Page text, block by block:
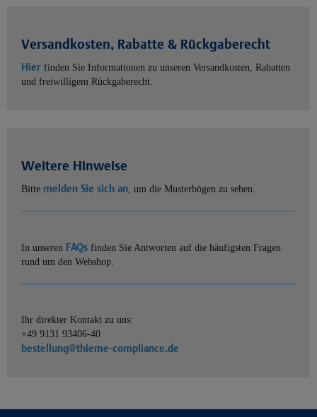
Versandkosten, Rabatte & Rückgaberecht
Hier finden Sie Informationen zu unseren Versandkosten, Rabatten
und freiwilligem Rückgaberecht.
Weitere Hinweise
Bitte melden Sie sich an, um die Musterbögen zu sehen.
In unseren FAQs finden Sie Antworten auf die häufigsten Fragen
rund um den Webshop.
Ihr direkter Kontakt zu uns:
+49 9131 93406-40
bestellung@thieme-compliance.de